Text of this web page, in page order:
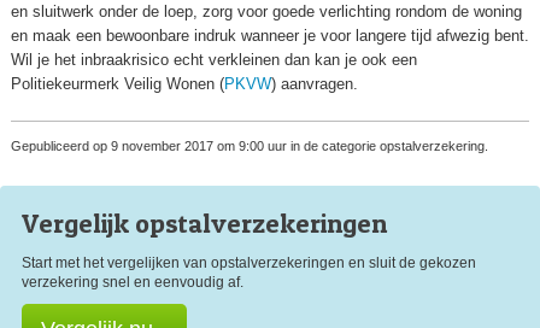
en sluitwerk onder de loep, zorg voor goede verlichting rondom de woning
en maak een bewoonbare indruk wanneer je voor langere tijd afwezig bent.
Wil je het inbraakrisico echt verkleinen dan kan je ook een
Politiekeurmerk Veilig Wonen (PKVW) aanvragen.
Gepubliceerd op 9 november 2017 om 9:00 uur in de categorie opstalverzekering.
Vergelijk opstalverzekeringen
Start met het vergelijken van opstalverzekeringen en sluit de gekozen
verzekering snel en eenvoudig af.